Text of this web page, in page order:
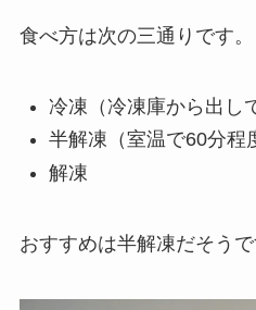
食べ方は次の三通りです。
冷凍（冷凍庫から出し
半解凍（室温で60分程
解凍
おすすめは半解凍だそうで